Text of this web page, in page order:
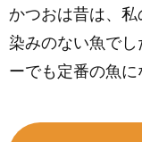
かつおは昔は、私
染みのない魚で
ーでも定番の魚に